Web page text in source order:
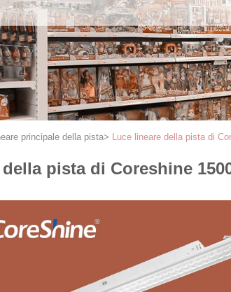
principale della pista> Luce lineare della pista di
pista di Coreshine